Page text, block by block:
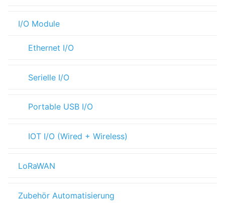
I/O Module
Ethernet I/O
Serielle I/O
Portable USB I/O
IOT I/O (Wired + Wireless)
LoRaWAN
Zubehör Automatisierung